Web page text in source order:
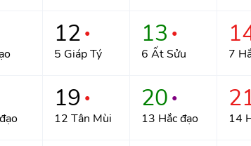
12 ●
5 Giáp Tý
13 ●
6 Ất Sửu 7
19 ●
12 Tân Mùi
20 ●
13 Hắc đạo 14